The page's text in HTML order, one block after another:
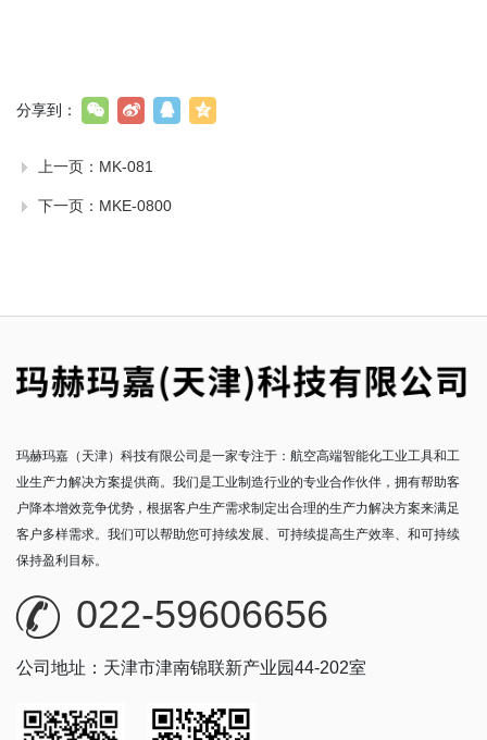
上一页： MK-081
下一页： MKE-0800
分享到：
玛赫玛嘉（天津）科技有限公司是一家专注于：航空高端智能化工业工具和工
业生产力解决方案提供商。我们是工业制造行业的专业合作伙伴，拥有帮助客
户降本增效竞争优势，根据客户生产需求制定出合理的生产力解决方案来满足
客户多样需求。我们可以帮助您可持续发展、可持续提高生产效率、和可持续
保持盈利目标。
022-59606656
公司地址：天津市津南锦联新产业园44-202室